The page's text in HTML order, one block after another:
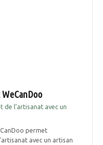
de l’artisanat avec un
permet
avec un artisan